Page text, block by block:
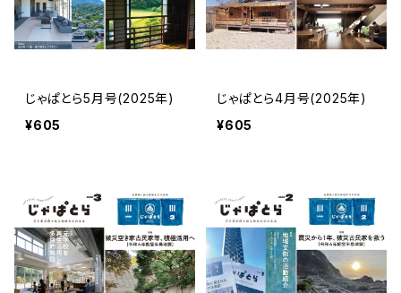
じゃぱとら5月号(2025年)
¥605
じゃぱとら4月号(2025年)
¥605